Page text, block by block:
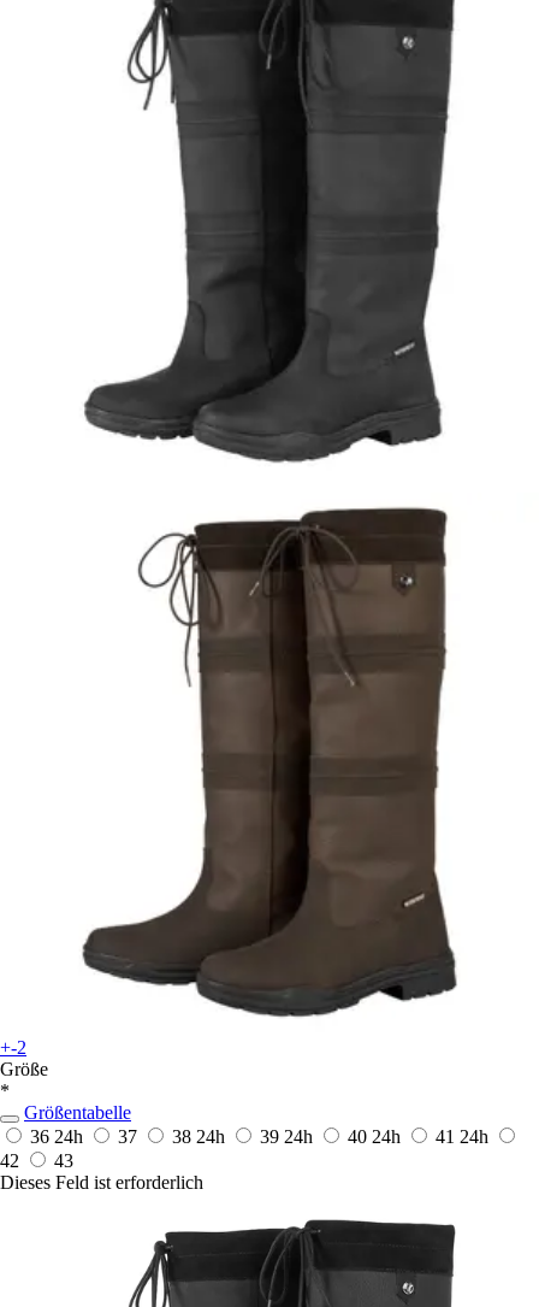
+-2
Größe
*
Größentabelle
36 24h 37 38 24h 39 24h 40 24h 41 24h
42
43
Dieses Feld ist erforderlich